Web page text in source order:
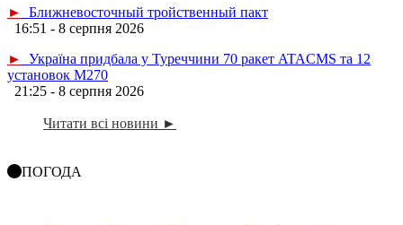
►
Ближневосточный тройственный пакт
16:51 - 8 серпня 2026
►
Україна придбала у Туреччини 70 ракет ATACMS та 12
установок M270
21:25 - 8 серпня 2026
Читати всі новини ►
ПОГОДА